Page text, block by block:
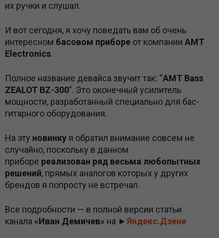
их ручки и слушал.
И вот сегодня, я хочу поведать вам об очень
интересном басовом приборе от компании AMT
Electronics.
Полное название девайса звучит так: “AMT Bass
ZEALOT BZ-300”. Это оконечный усилитель
мощности, разработанный специально для бас-
гитарного оборудования.
На эту новинку я обратил внимание совсем не
случайно, поскольку в данном
приборе реализован ряд весьма любопытных
решений, прямых аналогов которых у других
брендов я попросту не встречал.
Все подробности — в полной версии статьи
канала «Иван Демичев» на ► Яндекс.Дзене